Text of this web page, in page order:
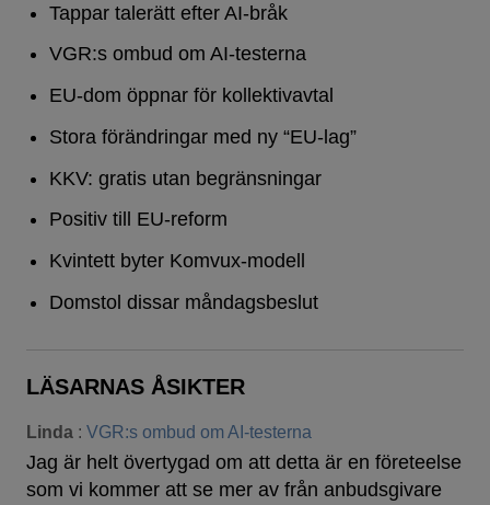
Tappar talerätt efter AI-bråk
VGR:s ombud om AI-testerna
EU-dom öppnar för kollektivavtal
Stora förändringar med ny “EU-lag”
KKV: gratis utan begränsningar
Positiv till EU-reform
Kvintett byter Komvux-modell
Domstol dissar måndagsbeslut
LÄSARNAS ÅSIKTER
Linda : VGR:s ombud om AI-testerna
Jag är helt övertygad om att detta är en företeelse
som vi kommer att se mer av från anbudsgivare